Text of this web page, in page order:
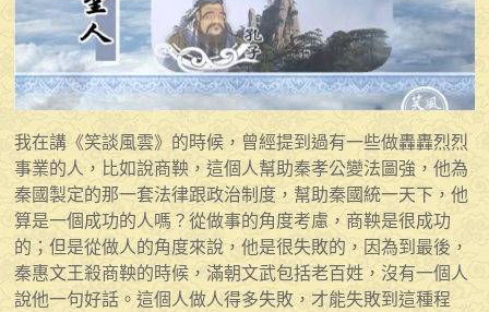
我在講《笑談風雲》的時候，曾經提到過有一些做轟轟烈烈
事業的人，比如說商鞅，這個人幫助秦孝公變法圖強，他為
秦國製定的那一套法律跟政治制度，幫助秦國統一天下，他
算是一個成功的人嗎？從做事的角度考慮，商鞅是很成功
的；但是從做人的角度來說，他是很失敗的，因為到最後，
秦惠文王殺商鞅的時候，滿朝文武包括老百姓，沒有一個人
說他一句好話。這個人做人得多失敗，才能失敗到這種程